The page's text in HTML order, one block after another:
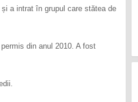
a intrat în grupul care stătea de
din anul 2010. A fost